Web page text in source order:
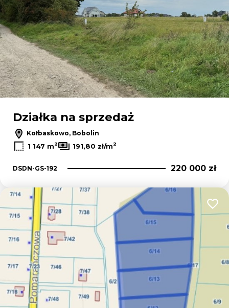
Działka na sprzedaż
Kołbaskowo, Bobolin
1 147 m2 191,80 zł/m2
DSDN-GS-192 220 000 zł